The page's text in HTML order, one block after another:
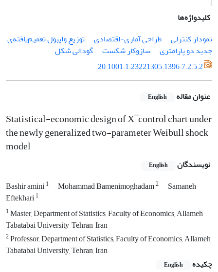
کلیدواژه‌ها
نمودار کنترلی
طراحی آماری-اقتصادی
توزیع وایبول تعمیم‌یافته‌ی
جدید دو پارامتری
سازوکار شکست
گودالی شکل
20.1001.1.23221305.1396.7.2.5.2
عنوان مقاله English
Statistical-economic design of X ̅ control chart under
the newly generalized two-parameter Weibull shock
model
نویسندگان English
Bashir amini1 Mohammad Bamenimoghadam2
Samaneh
Eftekhari1
1Master, Department of Statistics, Faculty of Economics, Allameh
Tabatabai University, Tehran, Iran
2Professor, Department of Statistics, Faculty of Economics, Allameh
Tabatabai University, Tehran, Iran
چکیده
English